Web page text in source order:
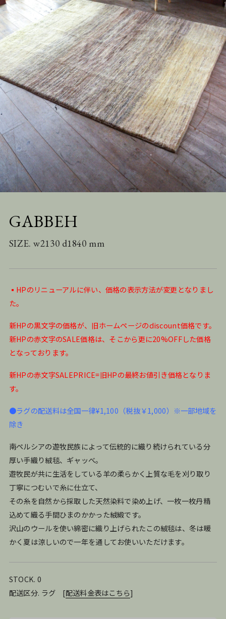
GABBEH
SIZE. w2130 d1840 mm
▪️HPのリニューアルに伴い、価格の表示方法が変更となりまし
た。
新HPの黒文字の価格が、旧ホームページのdiscount価格です。
新HPの赤文字のSALE価格は、そこから更に20%OFFした価格
となっております。
新HPの赤文字SALEPRICE=旧HPの最終お値引き価格となりま
す。
●ラグの配送料は全国一律¥1,100（税抜￥1,000）※一部地域を
除き
南ペルシアの遊牧民族によって伝統的に織り続けられている分
厚い手織り絨毯、ギャッベ。
遊牧民が共に生活をしている羊の柔らかく上質な毛を刈り取り
丁寧につむいで糸に仕立て、
その糸を自然から採取した天然染料で染め上げ、一枚一枚丹精
込めて織る手間ひまのかかった絨緞です。
沢山のウールを使い綿密に織り上げられたこの絨毯は、冬は暖
かく夏は涼しいので一年を通してお使いいただけます。
STOCK. 0
配送区分. ラグ [配送料金表はこちら]